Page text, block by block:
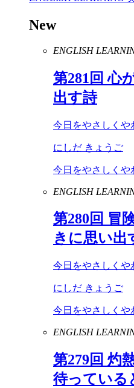
New
ENGLISH
第281 回 心
出す詩
今日をやさしくや
にしだ きょうご
今日をやさしく
ENGLISH
第280回 冒
きに思い出
今日をやさしくや
にしだ きょうご
今日をやさしく
ENGLISH
第279回 灼
待っている